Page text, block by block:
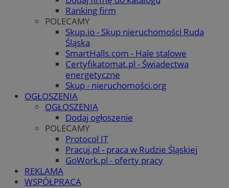
Ranking firm
POLECAMY
Skup.io - Skup nieruchomości Ruda
Śląska
SmartHalls.com - Hale stalowe
Certyfikatomat.pl - Świadectwa
energetyczne
Skup - nieruchomości.org
OGŁOSZENIA
OGŁOSZENIA
Dodaj ogłoszenie
POLECAMY
Protocol IT
Pracuj.pl - praca w Rudzie Śląskiej
GoWork.pl - oferty pracy
REKLAMA
WSPÓŁPRACA